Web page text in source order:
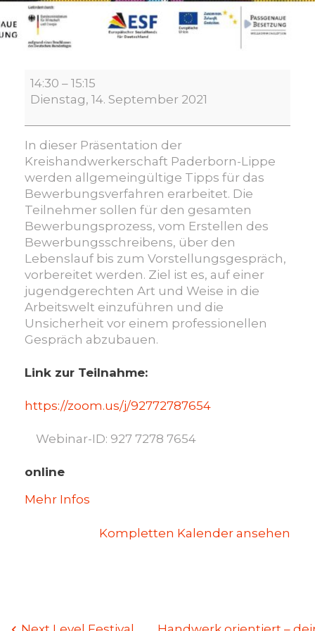
Bewerbungstraining
Online
14:30 – 15:15
Dienstag, 14. September 2021
In dieser Präsentation der
Kreishandwerkerschaft Paderborn-Lippe
werden allgemeingültige Tipps für das
Bewerbungsverfahren erarbeitet. Die
Teilnehmer sollen für den gesamten
Bewerbungsprozess, vom Erstellen des
Bewerbungsschreibens, über den
Lebenslauf bis zum Vorstellungsgespräch,
vorbereitet werden. Ziel ist es, auf einer
jugendgerechten Art und Weise in die
Arbeitswelt einzuführen und die
Unsicherheit vor einem professionellen
Gespräch abzubauen.
Link zur Teilnahme:
https://zoom.us/j/92772787654
Webinar-ID: 927 7278 7654
online
Mehr Infos
Kompletten Kalender ansehen
Beitragsnavigation